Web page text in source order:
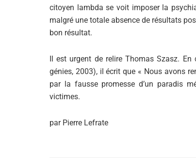
citoyen lambda se voit imposer la
malgré une totale absence de résultats
bon résultat.
Il est urgent de relire Thomas Szasz. En
génies, 2003), il écrit que « Nous avons
par la fausse promesse d’un paradis
victimes.
par Pierre Lefrate